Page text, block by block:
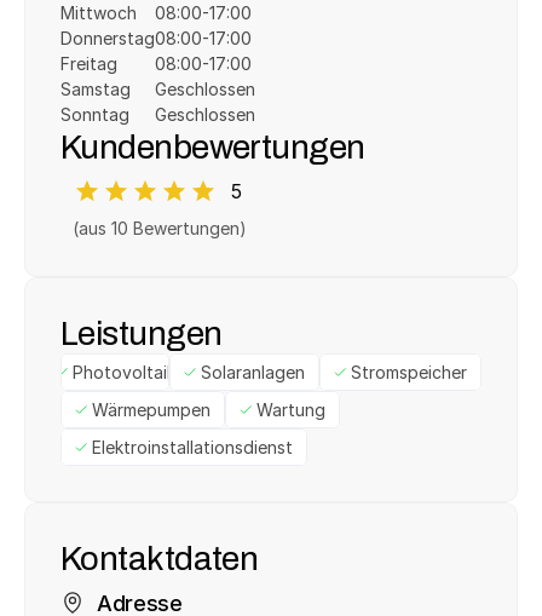
Mittwoch
Donnerstag
Freitag
Samstag
Sonntag
08:00-17:00
08:00-17:00
08:00-17:00
Geschlossen
Geschlossen
Kundenbewertungen
5
(aus 10 Bewertungen)
Leistungen
Photovoltaik Solaranlagen
Stromspeicher
Wärmepumpen
Wartung
Elektroinstallationsdienst
Kontaktdaten
Adresse